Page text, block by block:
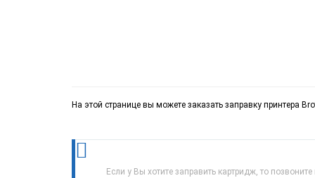
На этой странице вы можете заказать заправку принтера
Если у Вы хотите заправить картридж, то